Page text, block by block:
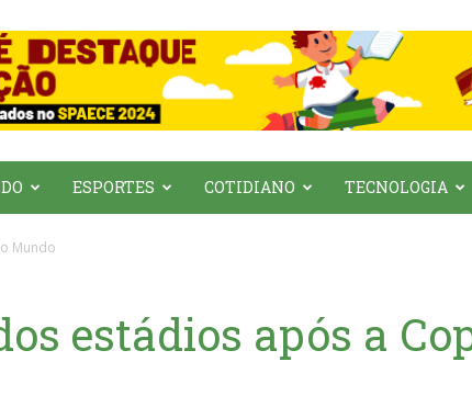
ESPORTES COTIDIANO TECNOLOGIA
Mundo
estádios após a